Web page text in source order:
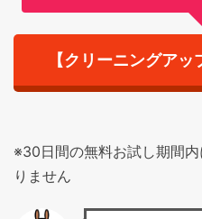
【クリーニングア
※30日間の無料お試し期間
りません